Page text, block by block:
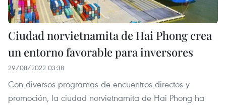
Ciudad norvietnamita de Hai Phong crea
un entorno favorable para inversores
29/08/2022 03:38
Con diversos programas de encuentros directos y
promoción, la ciudad norvietnamita de Hai Phong ha